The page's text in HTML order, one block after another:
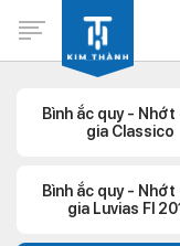
Bình ắc quy - Nhớt
gia Classico
Bình ắc quy - Nhớt
gia Luvias Fl